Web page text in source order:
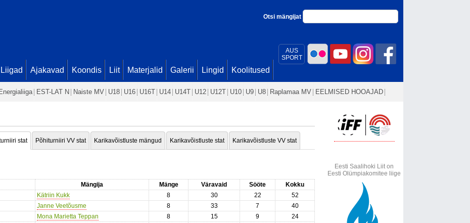
AUS
SPORT
Otsi mängijat
Liigad Ajakavad Koondis Liit Materjalid Galerii Lingid Koolitused
Energialiiga EST-LAT N Naiste MV U18 U16 U16T U14 U14T U12 U12T U10 U9 U8 Raplamaa MV EELMISED HOOAJAD
stat Põhiturniiri VV stat Karikavõistluste mängud Karikavõistluste stat Karikavõistluste VV stat
Mängija Mänge Väravaid Sööte
Kokku
Kätriin Kukk 8 30 22
52
Janne Veetõusme 8 33 7
40
Mona Marietta Teppan 8 15 9
24
Eesti Saalihoki Liit on
Eesti Olümpiakomitee liige